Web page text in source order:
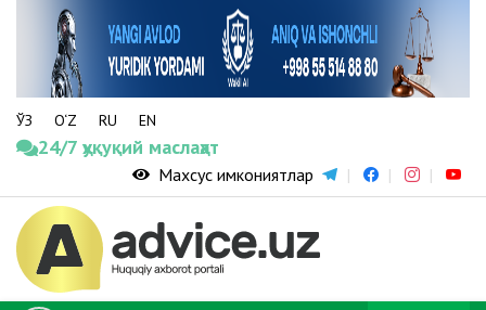
ЎЗ O‘Z RU EN
24/7 ҳуқуқий маслаҳат
Махсус имкониятлар